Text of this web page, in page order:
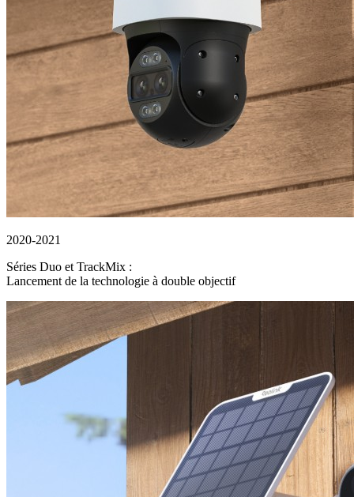
2020-2021
Séries Duo et TrackMix :
Lancement de la technologie à double objectif